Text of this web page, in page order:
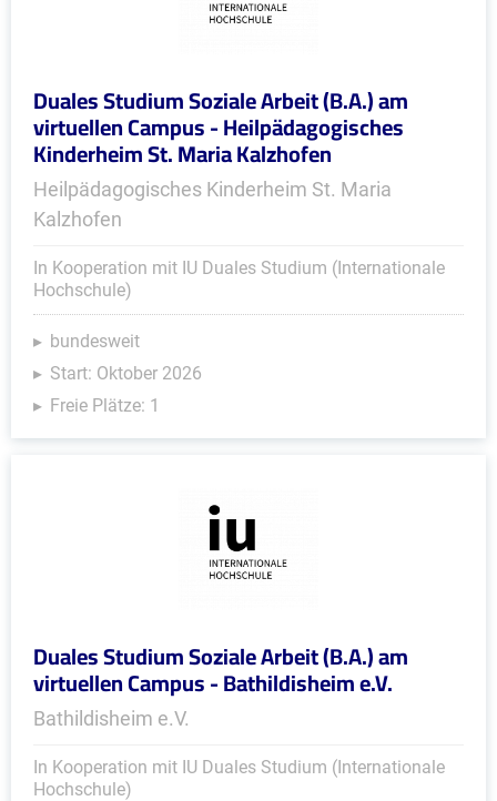
Duales Studium Soziale Arbeit (B.A.) am
virtuellen Campus - Heilpädagogisches
Kinderheim St. Maria Kalzhofen
Heilpädagogisches Kinderheim St. Maria
Kalzhofen
In Kooperation mit IU Duales Studium (Internationale
Hochschule)
bundesweit
Start: Oktober 2026
Freie Plätze: 1
Duales Studium Soziale Arbeit (B.A.) am
virtuellen Campus - Bathildisheim e.V.
Bathildisheim e.V.
In Kooperation mit IU Duales Studium (Internationale
Hochschule)